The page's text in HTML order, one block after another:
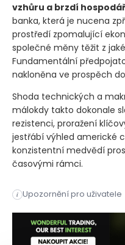
Rostoucí náklady na
vzhůru a brzdí
banka, která je nucena
prostředí zpomalující
společné měny těžit z
Fundamentální
nakloněna ve prospěch
Shoda technických a
málokdy takto dokonale
rezistenci, proražení
jestřábí výhled americké
konzistentní medvědí
i Upozornění pro uživatele
Na týdenním grafu se